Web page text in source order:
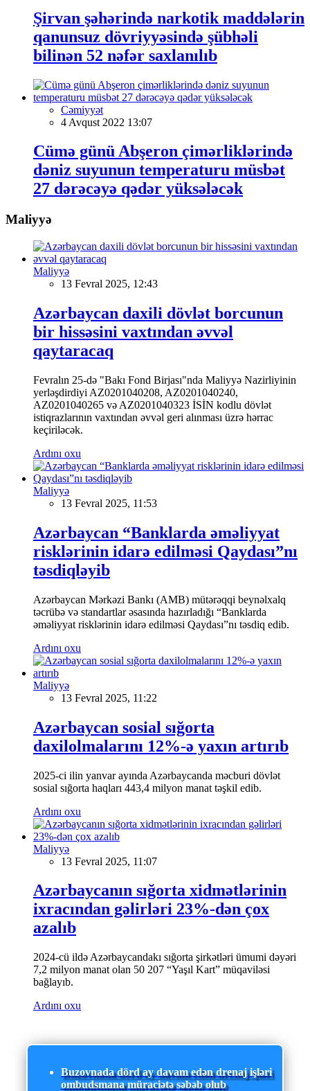
Şirvan şəhərində narkotik maddələrin
qanunsuz dövriyyəsində şübhəli
bilinən 52 nəfər saxlanılıb
Cəmiyyət
4 Avqust 2022 13:07
Cümə günü Abşeron çimərliklərində
dəniz suyunun temperaturu müsbət
27 dərəcəyə qədər yüksələcək
Maliyyə
Maliyyə
13 Fevral 2025, 12:43
Azərbaycan daxili dövlət borcunun
bir hissəsini vaxtından əvvəl
qaytaracaq
Fevralın 25-də "Bakı Fond Birjası"nda Maliyyə Nazirliyinin
yerləşdirdiyi AZ0201040208, AZ0201040240,
AZ0201040265 və AZ0201040323 İSİN kodlu dövlət
istiqrazlarının vaxtından əvvəl geri alınması üzrə hərrac
keçiriləcək.
Ardını oxu
Maliyyə
13 Fevral 2025, 11:53
Azərbaycan “Banklarda əməliyyat
risklərinin idarə edilməsi Qaydası”nı
təsdiqləyib
Azərbaycan Mərkəzi Bankı (AMB) mütərəqqi beynəlxalq
təcrübə və standartlar əsasında hazırladığı “Banklarda
əməliyyat risklərinin idarə edilməsi Qaydası”nı təsdiq edib.
Ardını oxu
Maliyyə
13 Fevral 2025, 11:22
Azərbaycan sosial sığorta
daxilolmalarını 12%-ə yaxın artırıb
2025-ci ilin yanvar ayında Azərbaycanda məcburi dövlət
sosial sığorta haqları 443,4 milyon manat təşkil edib.
Ardını oxu
Maliyyə
13 Fevral 2025, 11:07
Azərbaycanın sığorta xidmətlərinin
ixracından gəlirləri 23%-dən çox
azalıb
2024-cü ildə Azərbaycandakı sığorta şirkətləri ümumi dəyəri
7,2 milyon manat olan 50 207 “Yaşıl Kart” müqaviləsi
bağlayıb.
Ardını oxu
Buzovnada dörd ay davam edən drenaj işləri
ombudsmana müraciətə səbəb olub